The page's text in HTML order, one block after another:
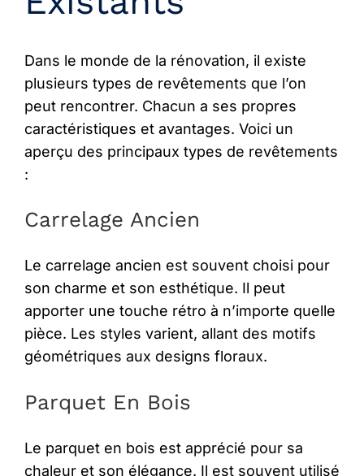
Dans le monde de la rénovation, il existe
plusieurs types de revêtements que l’on
peut rencontrer. Chacun a ses propres
caractéristiques et avantages. Voici un
aperçu des principaux types de revêtements
:
Carrelage Ancien
Le carrelage ancien est souvent choisi pour
son charme et son esthétique. Il peut
apporter une touche rétro à n’importe quelle
pièce. Les styles varient, allant des motifs
géométriques aux designs floraux.
Parquet En Bois
Le parquet en bois est apprécié pour sa
chaleur et son élégance. Il est souvent utilisé